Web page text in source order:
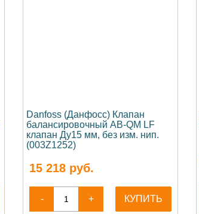
Danfoss (Данфосс) Клапан
балансировочный AB-QM LF
клапан Ду15 мм, без изм. нип.
(003Z1252)
15 218 руб.
- + КУПИТЬ